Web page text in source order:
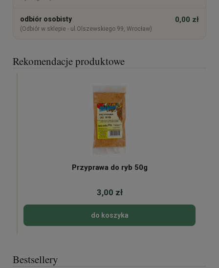
odbiór osobisty
(Odbiór w sklepie - ul.Olszewskiego 99, Wrocław)
0,00 zł
Rekomendacje produktowe
Przyprawa do ryb 50g
3,00 zł
do koszyka
Bestsellery